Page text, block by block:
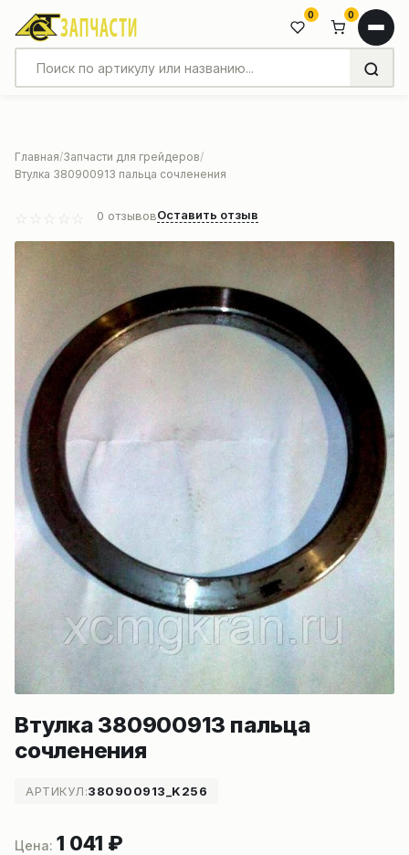
0 0
Главная Запчасти для грейдеров
Втулка 380900913 пальца сочленения
0 отзывовОставить отзыв
Втулка 380900913 пальца
сочленения
АРТИКУЛ:380900913_K256
1 041 ₽